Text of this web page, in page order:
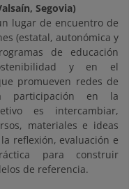
Segovia)
lugar de encuentro de
(estatal, autonómica y
de educación
y en el
promueven redes de
participación en la
es intercambiar,
materiales e ideas
reflexión, evaluación e
para construir
de referencia.